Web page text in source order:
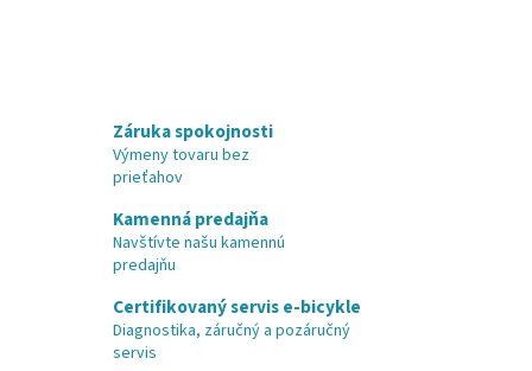
Záruka spokojnosti
Výmeny tovaru bez
prieťahov
Kamenná predajňa
Navštívte našu kamennú
predajňu
Certifikovaný servis e-bicykle
Diagnostika, záručný a pozáručný
servis